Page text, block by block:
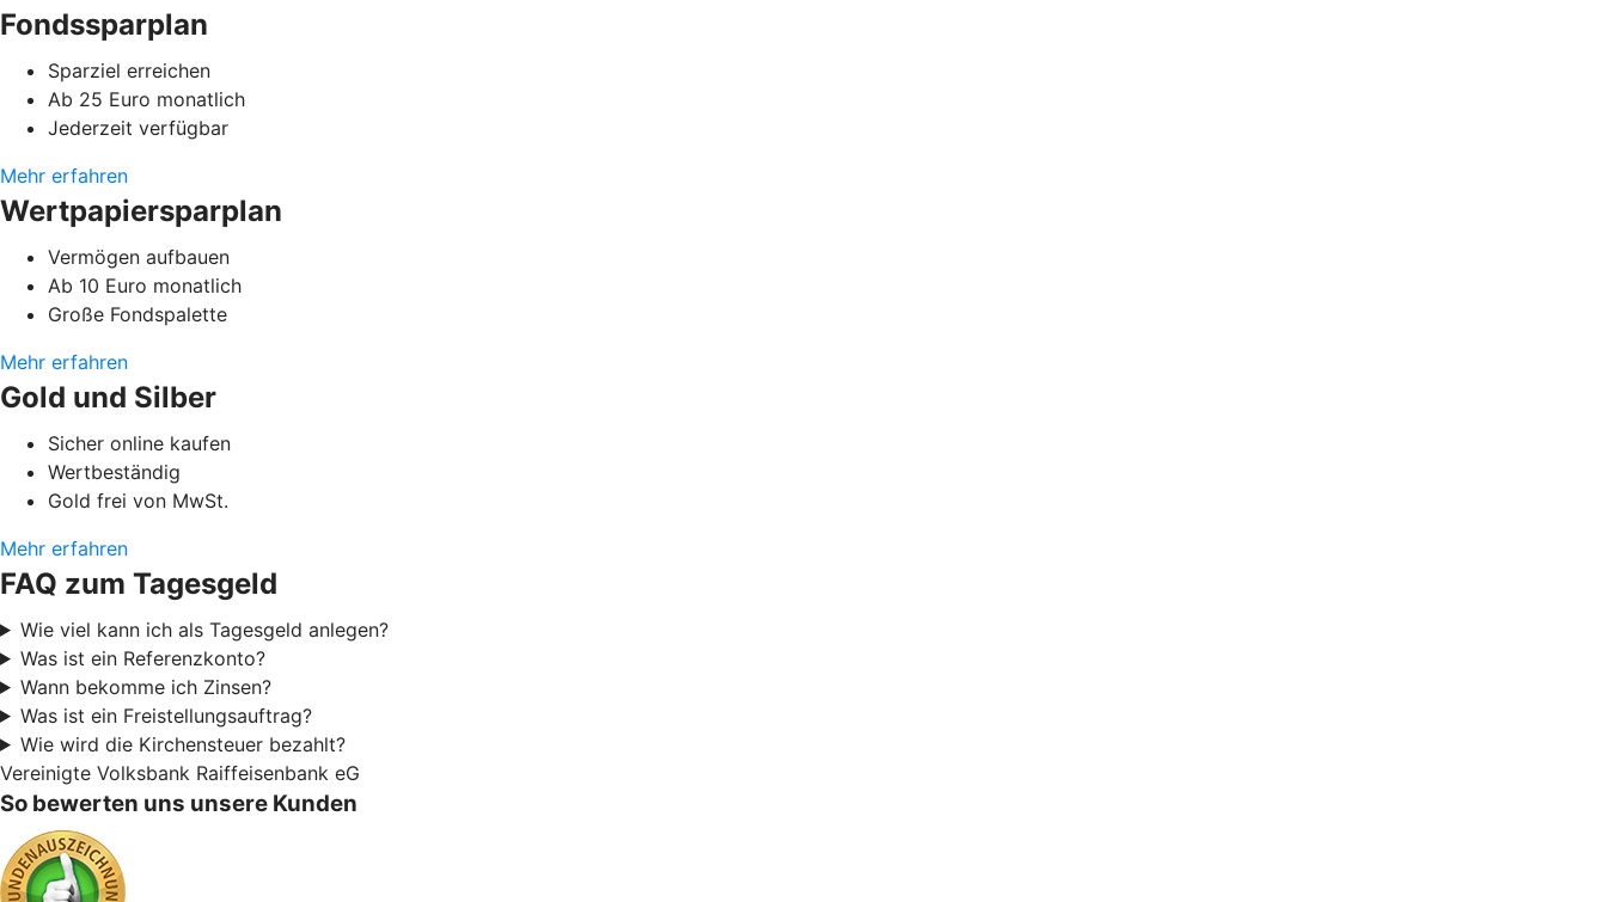
Fondssparplan
Sparziel erreichen
Ab 25 Euro monatlich
Jederzeit verfügbar
Mehr erfahren
Wertpapiersparplan
Vermögen aufbauen
Ab 10 Euro monatlich
Große Fondspalette
Mehr erfahren
Gold und Silber
Sicher online kaufen
Wertbeständig
Gold frei von MwSt.
Mehr erfahren
FAQ zum Tagesgeld
Wie viel kann ich als Tagesgeld anlegen?
Was ist ein Referenzkonto?
Wann bekomme ich Zinsen?
Was ist ein Freistellungsauftrag?
Wie wird die Kirchensteuer bezahlt?
Vereinigte Volksbank Raiffeisenbank eG
So bewerten uns unsere Kunden